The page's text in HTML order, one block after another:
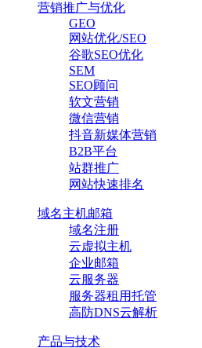
营销推广与优化
GEO
网站优化/SEO
谷歌SEO优化
SEM
SEO顾问
软文营销
微信营销
抖音新媒体营销
B2B平台
站群推广
网站快速排名
域名主机邮箱
域名注册
云虚拟主机
企业邮箱
云服务器
服务器租用托管
高防DNS云解析
产品与技术